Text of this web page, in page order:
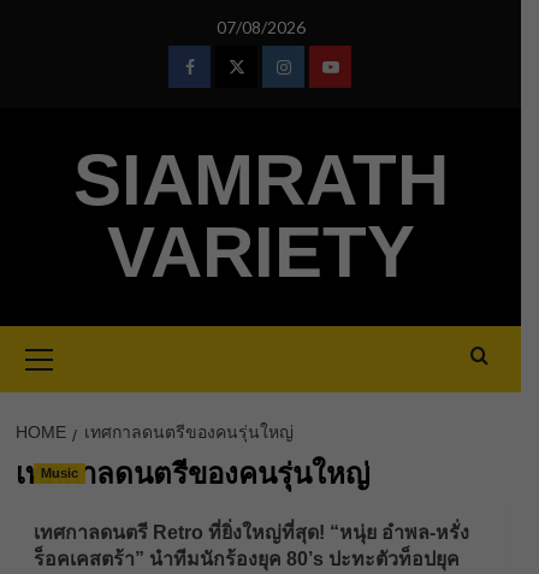
07/08/2026
FacebookTwitterInstagramYoutube
SIAMRATH
VARIETY
Menu
HOME เทศกาลดนตรีของคนรุ่นใหญ่
เทศกาลดนตรีของคนรุ่นใหญ่
Music
เทศกาลดนตรี Retro ที่ยิ่งใหญ่ที่สุด! “หนุ่ย อำพล-หรั่ง
ร็อคเคสตร้า” นำทีมนักร้องยุค 80’s ปะทะตัวท็อปยุค